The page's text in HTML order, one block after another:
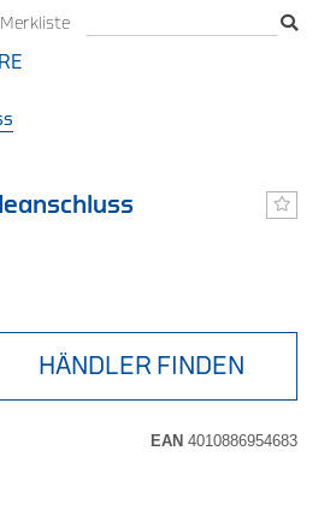
Merkliste
HÄNDLER FINDEN
EAN 4010886954683